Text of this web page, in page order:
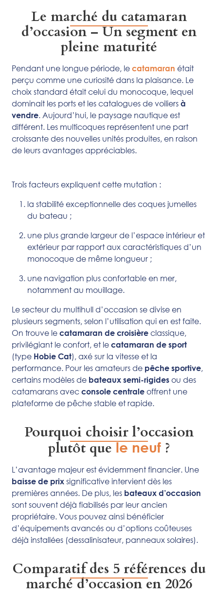
Le marché du catamaran
d’occasion – Un segment en
pleine maturité
Pendant une longue période, le catamaran était
perçu comme une curiosité dans la plaisance. Le
choix standard était celui du monocoque, lequel
dominait les ports et les catalogues de voiliers à
vendre. Aujourd’hui, le paysage nautique est
différent. Les multicoques représentent une part
croissante des nouvelles unités produites, en raison
de leurs avantages appréciables.
Trois facteurs expliquent cette mutation :
la stabilité exceptionnelle des coques jumelles
du bateau ;
une plus grande largeur de l’espace intérieur et
extérieur par rapport aux caractéristiques d’un
monocoque de même longueur ;
une navigation plus confortable en mer,
notamment au mouillage.
Le secteur du multihull d’occasion se divise en
plusieurs segments, selon l’utilisation qui en est faite.
On trouve le catamaran de croisière classique,
privilégiant le confort, et le catamaran de sport
(type Hobie Cat), axé sur la vitesse et la
performance. Pour les amateurs de pêche sportive,
certains modèles de bateaux semi-rigides ou des
catamarans avec console centrale offrent une
plateforme de pêche stable et rapide.
Pourquoi choisir l’occasion
plutôt quele neuf?
L’avantage majeur est évidemment financier. Une
baisse de prix significative intervient dès les
premières années. De plus, les bateaux d’occasion
sont souvent déjà fiabilisés par leur ancien
propriétaire. Vous pouvez ainsi bénéficier
d’équipements avancés ou d’options coûteuses
déjà installées (dessalinisateur, panneaux solaires).
Comparatif des 5 références du
marché d’occasion en 2026